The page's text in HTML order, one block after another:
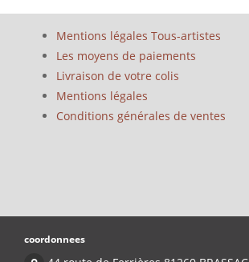
Mentions légales Tous-artistes
Les moyens de paiements
Livraison de votre colis
Mentions légales
Conditions générales de ventes
coordonnees